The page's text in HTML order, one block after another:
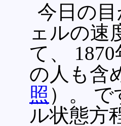
今日の
ェルの速
て、
の人も含
照 ）。
ル状態方